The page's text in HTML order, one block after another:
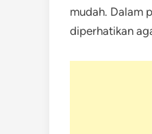
mudah. Dalam
diperhatikan